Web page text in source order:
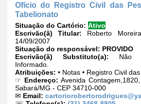
Ofício do Registro Civil das
Tabelionato
Situação do Cartório: Ativo
Escrivão(ã) Titular: Roberto
14/09/2007
Situação do responsável: PROVIDO
Escrivão(ã) Substituto(a): Não
Informado.
Atribuições: • Notas • Registro Civil
☞ Endereço: Avenida
Sabará/MG - CEP 34710-000
✉ Email: